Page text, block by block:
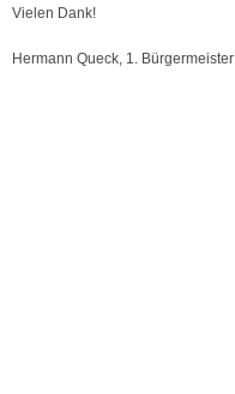
Vielen Dank!
Hermann Queck, 1. Bürgermeister